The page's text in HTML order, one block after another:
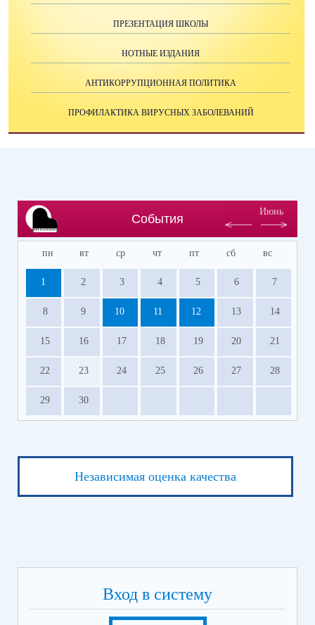
ПРЕЗЕНТАЦИЯ ШКОЛЫ
НОТНЫЕ ИЗДАНИЯ
АНТИКОРРУПЦИОННАЯ ПОЛИТИКА
ПРОФИЛАКТИКА ВИРУСНЫХ ЗАБОЛЕВАНИЙ
События
Июнь
пн вт ср чт пт сб вс
1 2 3 4 5 6 7
8 9 10 11 12 13 14
15 16 17 18 19 20 21
22 23 24 25 26 27 28
29 30
Независимая оценка качества
Вход в систему